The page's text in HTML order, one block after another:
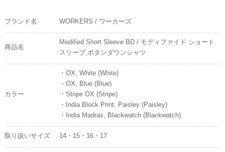
ブランド名 WORKERS / ワーカーズ
商品名
Modified Short Sleeve BD / モディファイド ショート
スリーブ ボタンダウンシャツ
カラー
・OX, White (White)
・OX, Blue (Blue)
・Stripe OX (Stripe)
・India Block Print, Paisley (Paisley)
・India Madras, Blackwatch (Blackwatch)
取り扱いサイズ 14・15・16・17